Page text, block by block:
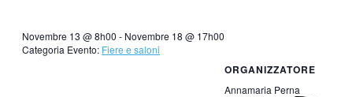
Novembre 13 @ 8h00 - Novembre 18 @ 17h00
Categoria Evento: Fiere e saloni
ORGANIZZATORE
Annamaria Perna